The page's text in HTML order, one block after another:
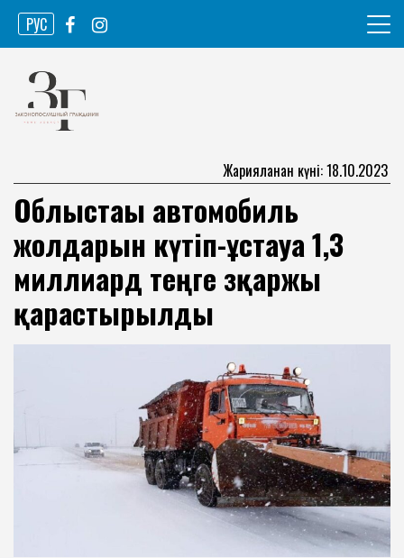
Skip
content
РУС
Законопослушный гражданин
Жарияланған күні: 18.10.2023
Облыстағы автомобиль
жолдарын күтіп-ұстауға 1,3
миллиард теңге зқаржы
қарастырылды